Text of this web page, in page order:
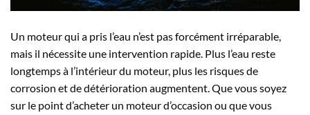
Un moteur qui a pris l’eau n’est pas forcément irréparable,
mais il nécessite une intervention rapide. Plus l’eau reste
longtemps à l’intérieur du moteur, plus les risques de
corrosion et de détérioration augmentent. Que vous soyez
sur le point d’acheter un moteur d’occasion ou que vous